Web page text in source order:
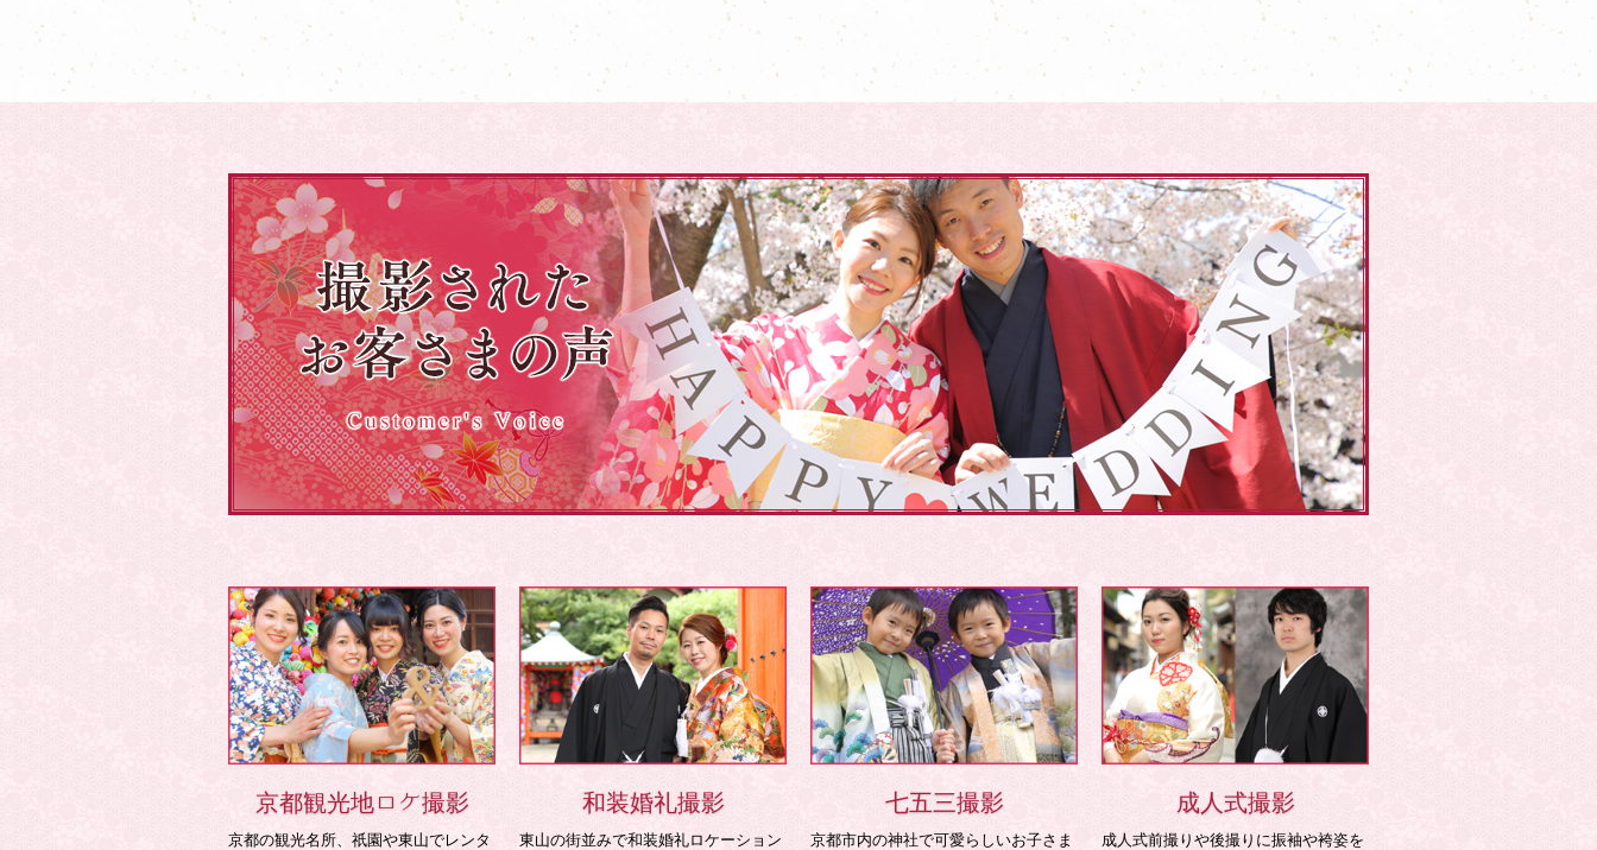
京都観光地ロケ撮影
京都の観光名所、祇園や東山でレンタ
和装婚礼撮影
東山の街並みで和装婚礼ロケーション
七五三撮影
京都市内の神社で可愛らしいお子さま
成人式撮影
成人式前撮りや後撮りに振袖や袴姿を